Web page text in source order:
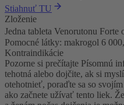
Stiahnuť TU
Zloženie
Jedna tableta Venorutonu
Pomocné látky: makrogol 6
Kontraindikácie
Pozorne si prečítajte Písomnú
tehotná alebo dojčite, ak si
otehotnieť, poraďte sa so
ako začnete užívať tento liek.